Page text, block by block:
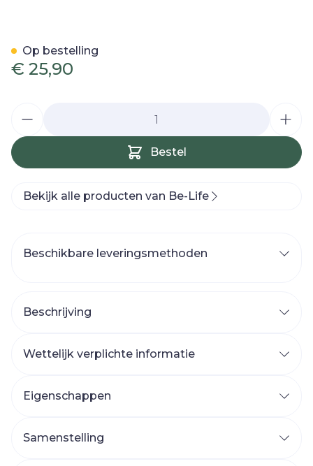
€ 25,90
Bestel
Op bestelling
Bekijk alle producten van Be-Life
Beschikbare leveringsmethoden
Beschrijving
Wettelijk verplichte informatie
Eigenschappen
Samenstelling